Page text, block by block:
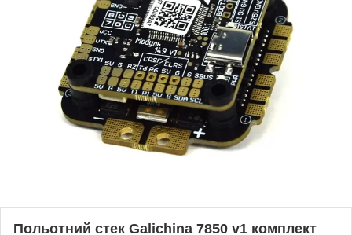
Польотний стек Galichina 7850 v1 комплект